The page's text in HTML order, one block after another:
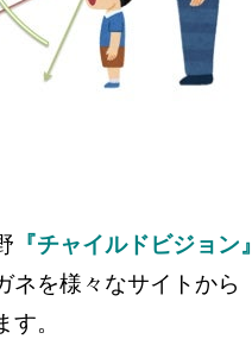
『チャイルドビジョン』
ネを様々なサイトから
。